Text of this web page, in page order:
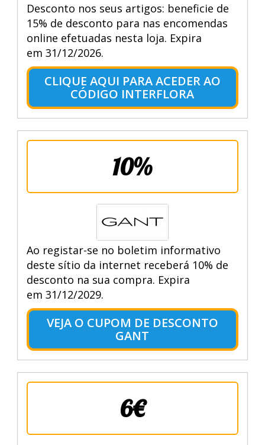
Desconto nos seus artigos: beneficie de
15% de desconto para nas encomendas
online efetuadas nesta loja. Expira
em 31/12/2026.
CLIQUE AQUI PARA ACEDER AO
CÓDIGO INTERFLORA
10%
Ao registar-se no boletim informativo
deste sítio da internet receberá 10% de
desconto na sua compra. Expira
em 31/12/2029.
VEJA O CUPOM DE DESCONTO
GANT
6€